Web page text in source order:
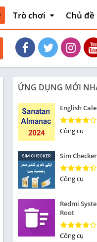
thiết
xe
Trò chơi
Hoạt động
Phiêu lưu mạo
hiểm
Máy chơi game
Bài
Thẻ bài
Sòng bạc
Tiêu khiển
Âm nhạc
Từ
Yêu thích
Ghép hình
Cuộc đua
Nhập vai
Chủ đề
ỨNG DỤNG MỚI
English
Công cụ
Sim
Công cụ
Redmi
Root
Công cụ